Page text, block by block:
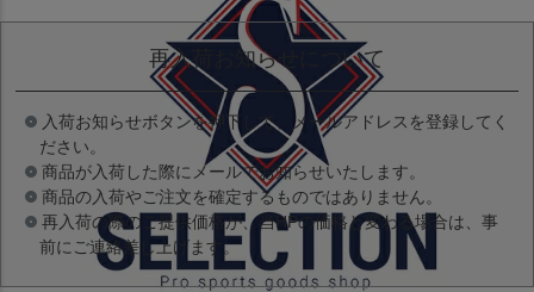
再入荷お知らせについて
入荷お知らせボタンを押下して、メールアドレスを登録してく
ださい。
商品が入荷した際にメールでお知らせいたします。
商品の入荷やご注文を確定するものではありません。
再入荷の際のご提供価格が、当HPの価格と変わる場合は、事
前にご連絡差し上げます。